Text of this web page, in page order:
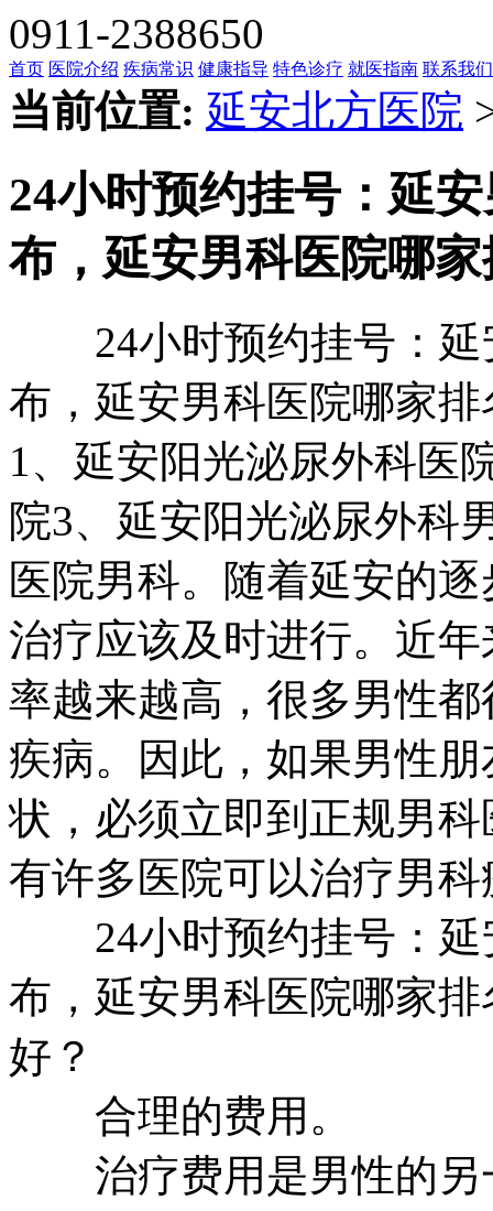
0911-2388650
首页 医院介绍 疾病常识 健康指导 特色诊疗 就医指南 联系我们
当前位置: 延安北方医院
24小时预约挂号：延
布，延安男科医院哪
24小时预约挂号：延
布，延安男科医院哪家
1、延安阳光泌尿外科医
院3、延安阳光泌尿外科
医院男科。随着延安的
治疗应该及时进行。近
率越来越高，很多男性
疾病。因此，如果男性
状，必须立即到正规男
有许多医院可以治疗男科
24小时预约挂号：延
布，延安男科医院哪家
好？
合理的费用。
治疗费用是男性的另